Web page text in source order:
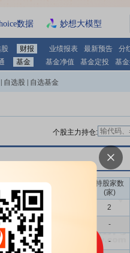
数据 妙想大模型
财报 业绩报表 最新预告 分
基金 基金净值 基金定投 基
自选股 自选基金
个股主力持仓:
持股家数
(家)
2
-
-